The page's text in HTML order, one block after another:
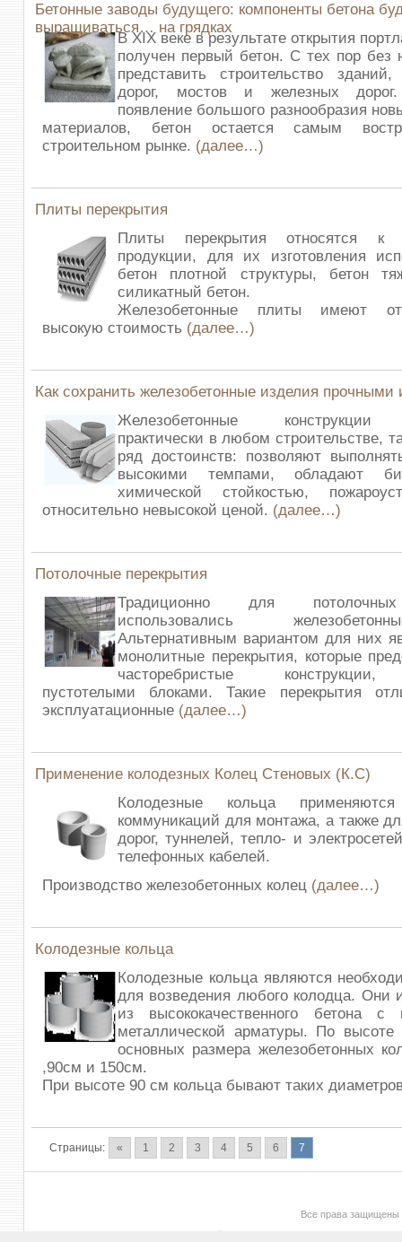
Бетонные заводы будущего: компоненты бетона
выращиваться… на грядках
В XIX веке в результате открытия
получен первый бетон. С тех пор без
представить строительство
дорог, мостов и железных
появление большого разнообразия
материалов, бетон остается самым
строительном рынке. (далее…)
Плиты перекрытия
Плиты перекрытия относятся к
продукции, для их изготовления
бетон плотной структуры, бетон
силикатный бетон.
Железобетонные плиты имеют
высокую стоимость (далее…)
Как сохранить железобетонные изделия
Железобетонные конструкции
практически в любом строительстве,
ряд достоинств: позволяют
высокими темпами, обладают
химической стойкостью,
относительно невысокой ценой. (далее…)
Потолочные перекрытия
Традиционно для
использовались
Альтернативным вариантом для них
монолитные перекрытия, которые
часторебристые конструкции,
пустотелыми блоками. Такие перекрытия
эксплуатационные (далее…)
Применение колодезных Колец Стеновых (К.С)
Колодезные кольца
коммуникаций для монтажа, а также
дорог, туннелей, тепло- и
телефонных кабелей.
Производство железобетонных колец (далее…)
Колодезные кольца
Колодезные кольца являются
для возведения любого колодца. Они
из высококачественного бетона с
металлической арматуры. По высоте
основных размера железобетонных
,90см и 150см.
При высоте 90 см кольца бывают таких
Страницы: « 1 2 3 4 5 6 7
Все права